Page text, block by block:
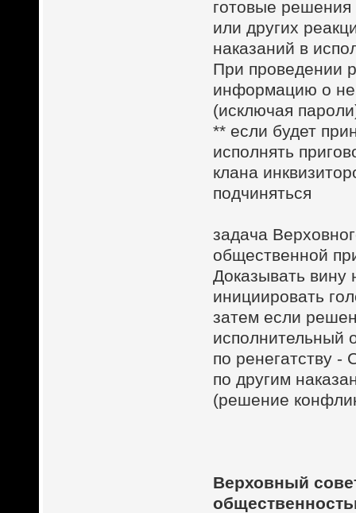
готовые
или других
наказаний в
При проведении
информацию о
(исключая
** если будет
исполнять
клана
подчиняться
задача
общественной
Доказывать вину
инициировать
затем если
исполнительный
по ренегатству -
по другим
(решение
Верховный